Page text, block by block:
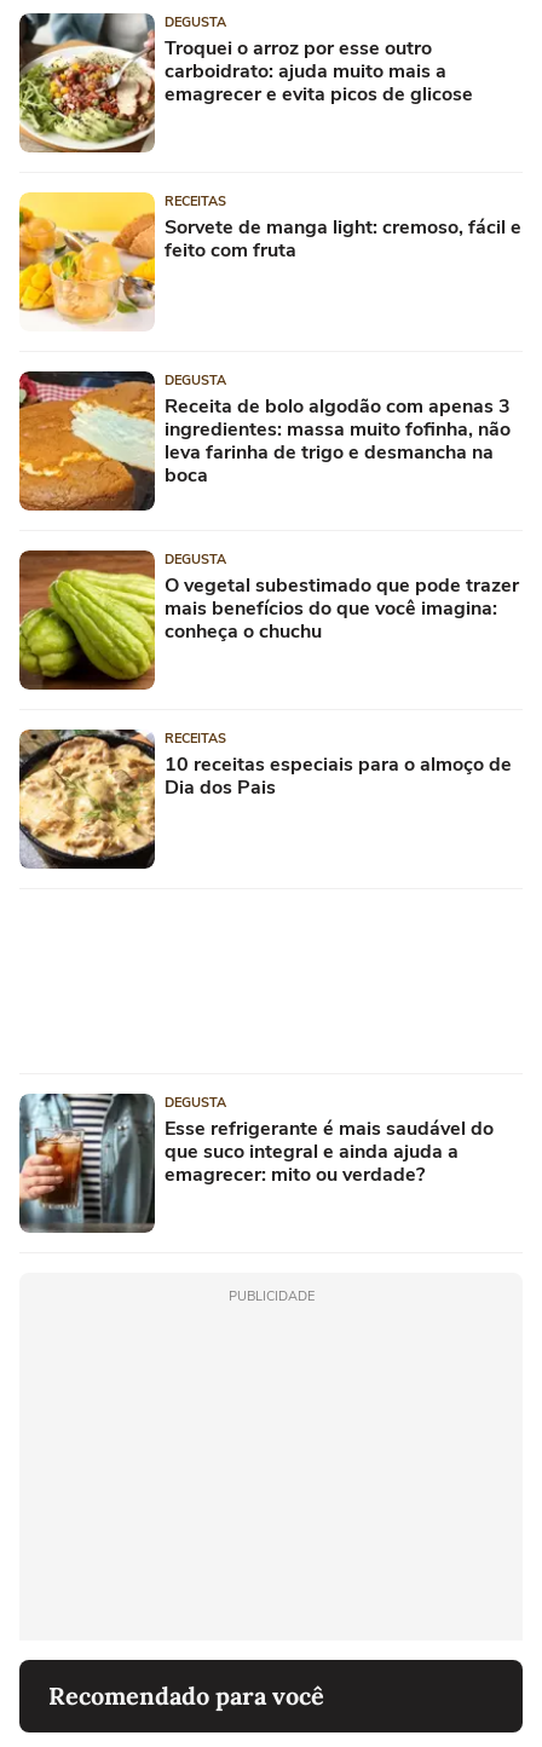
DEGUSTA
Troquei o arroz por esse outro
carboidrato: ajuda muito mais a
emagrecer e evita picos de glicose
RECEITAS
Sorvete de manga light: cremoso, fácil e
feito com fruta
DEGUSTA
Receita de bolo algodão com apenas 3
ingredientes: massa muito fofinha, não
leva farinha de trigo e desmancha na
boca
DEGUSTA
O vegetal subestimado que pode trazer
mais benefícios do que você imagina:
conheça o chuchu
RECEITAS
10 receitas especiais para o almoço de
Dia dos Pais
DEGUSTA
Esse refrigerante é mais saudável do
que suco integral e ainda ajuda a
emagrecer: mito ou verdade?
PUBLICIDADE
Recomendado para você